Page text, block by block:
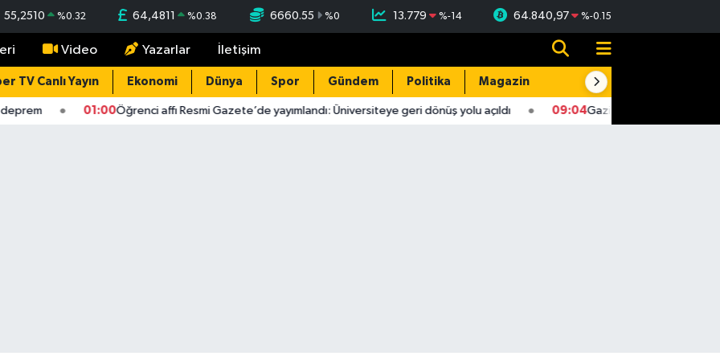
55,2510 %0.32 64,4811 %0.38 6660.55 %0 13.779 %-14 64.840,97 %-0.15
Video Yazarlar İletişim
TV Canlı Yayın Ekonomi Dünya Spor Gündem Politika Magazin Resmi İlanlar
01:00Öğrenci affı Resmi Gazete’de yayımlandı: Üniversiteye geri dönüş yolu açıldı 09:04Gaziantep'te 4,5